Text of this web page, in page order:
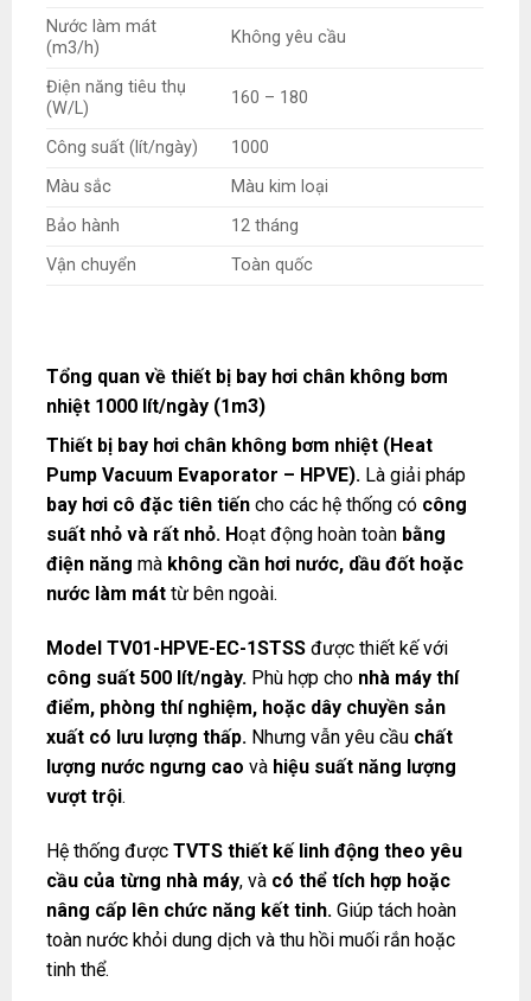
Nước làm mát
(m3/h)
Không yêu cầu
Điện năng tiêu thụ
(W/L)
160 – 180
Công suất (lít/ngày)
1000
Màu sắc
Màu kim loại
Bảo hành
12 tháng
Vận chuyển
Toàn quốc
Tổng quan về thiết bị bay hơi chân không bơm
nhiệt 1000 lít/ngày (1m3)
Thiết bị bay hơi chân không bơm nhiệt (Heat
Pump Vacuum Evaporator – HPVE). Là giải pháp
bay hơi cô đặc tiên tiến cho các hệ thống có công
suất nhỏ và rất nhỏ. Hoạt động hoàn toàn bằng
điện năng mà không cần hơi nước, dầu đốt hoặc
nước làm mát từ bên ngoài.
Model TV01-HPVE-EC-1STSS được thiết kế với
công suất 500 lít/ngày. Phù hợp cho nhà máy thí
điểm, phòng thí nghiệm, hoặc dây chuyền sản
xuất có lưu lượng thấp. Nhưng vẫn yêu cầu chất
lượng nước ngưng cao và hiệu suất năng lượng
vượt trội.
Hệ thống đượcTVTS thiết kế linh động theo yêu
cầu của từng nhà máy, và có thể tích hợp hoặc
nâng cấp lên chức năng kết tinh.Giúp tách hoàn
toàn nước khỏi dung dịch và thu hồi muối rắn hoặc
tinh thể.